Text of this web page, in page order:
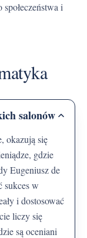
i
salonów
gdzie
Eugeniusz de
sukces w
i dostosować
liczy się
są oceniani